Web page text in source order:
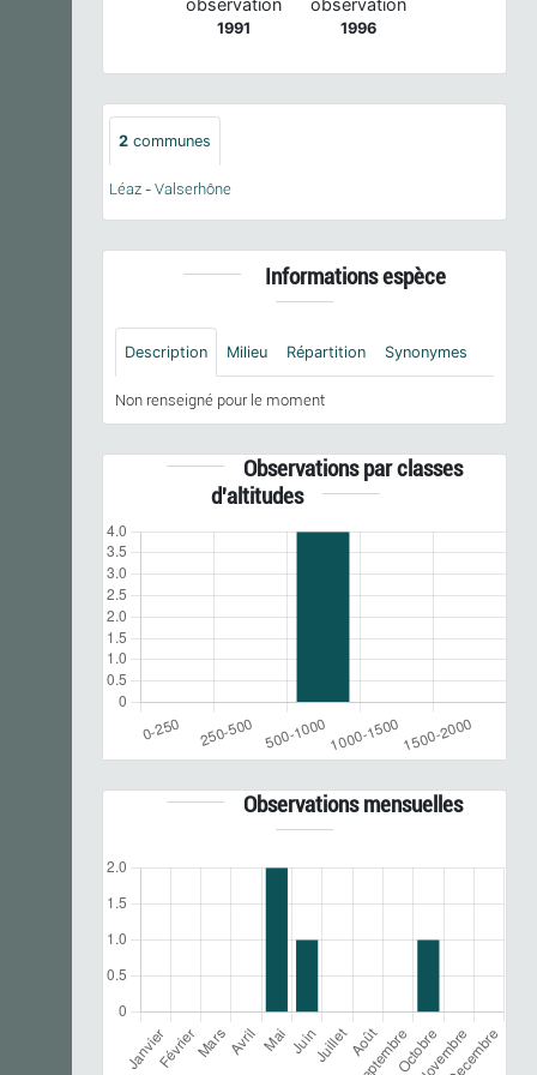
1991 1996
2 communes
Léaz - Valserhône
Informations espèce
Description Milieu Répartition Synonymes
Non renseigné pour le moment
Observations par classes
d'altitudes
Observations mensuelles